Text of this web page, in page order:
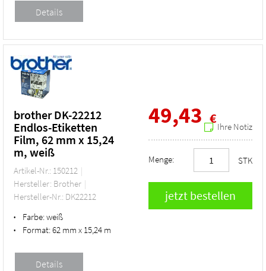
brother DK-22212
Endlos-Etiketten
Film, 62 mm x 15,24
m, weiß
Artikel-Nr.: 150212
Hersteller: Brother
Hersteller-Nr.: DK22212
• Farbe:weiß
• Format:62 mm x 15,24 m
49,43 €
Ihre Notiz
Menge: STK